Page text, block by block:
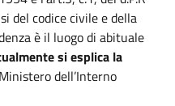
del codice civile e della
è il luogo di abituale
si esplica la
dell’Interno